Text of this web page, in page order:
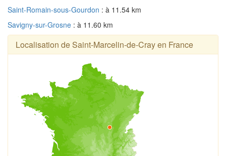
Saint-Romain-sous-Gourdon : à 11.54 km
Savigny-sur-Grosne : à 11.60 km
Localisation de Saint-Marcelin-de-Cray en France